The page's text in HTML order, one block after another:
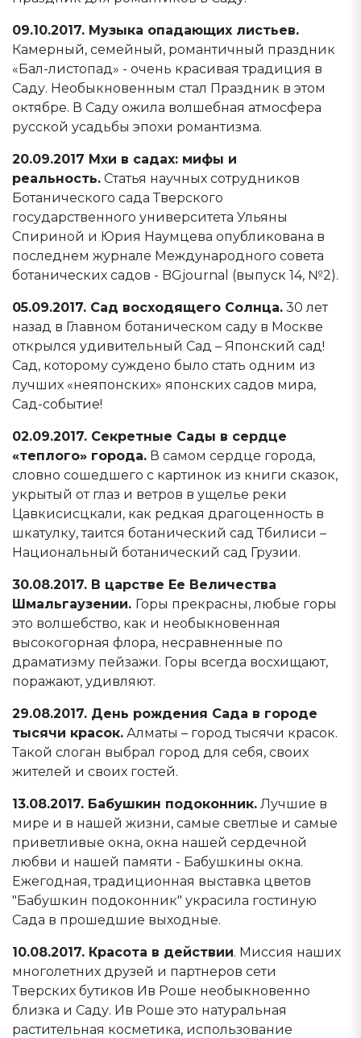
09.10.2017. Музыка опадающих листьев.
Камерный, семейный, романтичный праздник
«Бал-листопад» - очень красивая традиция в
Саду. Необыкновенным стал Праздник в этом
октябре. В Саду ожила волшебная атмосфера
русской усадьбы эпохи романтизма.
20.09.2017 Мхи в садах: мифы и
реальность. Статья научных сотрудников
Ботанического сада Тверского
государственного университета Ульяны
Спириной и Юрия Наумцева опубликована в
последнем журнале Международного совета
ботанических садов - BGjournal (выпуск 14, №2).
05.09.2017. Сад восходящего Солнца. 30 лет
назад в Главном ботаническом саду в Москве
открылся удивительный Сад – Японский сад!
Сад, которому суждено было стать одним из
лучших «неяпонских» японских садов мира,
Сад-событие!
02.09.2017. Секретные Сады в сердце
«теплого» города. В самом сердце города,
словно сошедшего с картинок из книги сказок,
укрытый от глаз и ветров в ущелье реки
Цавкисисцкали, как редкая драгоценность в
шкатулку, таится ботанический сад Тбилиси –
Национальный ботанический сад Грузии.
30.08.2017. В царстве Ее Величества
Шмальгаузении. Горы прекрасны, любые горы
это волшебство, как и необыкновенная
высокогорная флора, несравненные по
драматизму пейзажи. Горы всегда восхищают,
поражают, удивляют.
29.08.2017. День рождения Сада в городе
тысячи красок. Алматы – город тысячи красок.
Такой слоган выбрал город для себя, своих
жителей и своих гостей.
13.08.2017. Бабушкин подоконник. Лучшие в
мире и в нашей жизни, самые светлые и самые
приветливые окна, окна нашей сердечной
любви и нашей памяти - Бабушкины окна.
Ежегодная, традиционная выставка цветов
"Бабушкин подоконник" украсила гостиную
Сада в прошедшие выходные.
10.08.2017. Красота в действии. Миссия наших
многолетних друзей и партнеров сети
Тверских бутиков Ив Роше необыкновенно
близка и Саду. Ив Роше это натуральная
растительная косметика, использование